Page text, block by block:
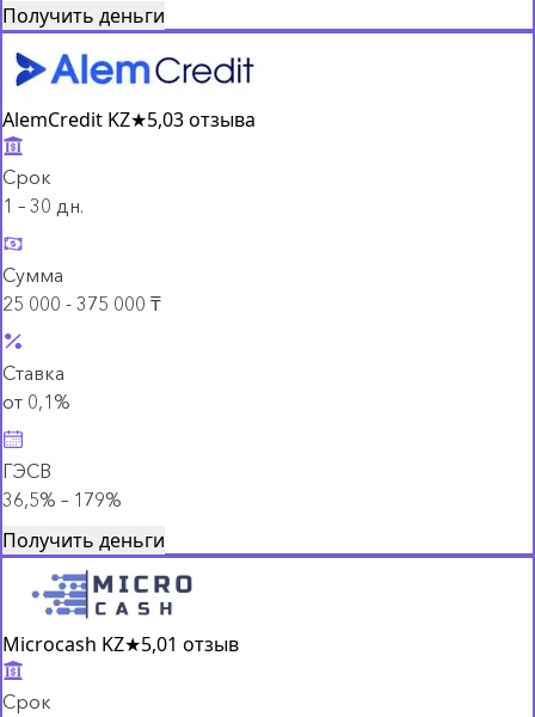
Получить деньги
AlemCredit KZ★5,03 отзыва
Срок
1 – 30 дн.
Сумма
25 000 - 375 000 ₸
Ставка
от 0,1%
ГЭСВ
36,5% – 179%
Получить деньги
Microcash KZ★5,01 отзыв
Срок